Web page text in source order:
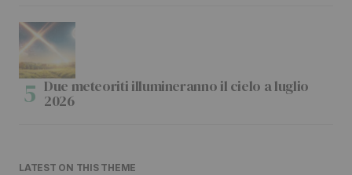
Due meteoriti illumineranno il cielo a luglio
2026
LATEST ON THIS THEME